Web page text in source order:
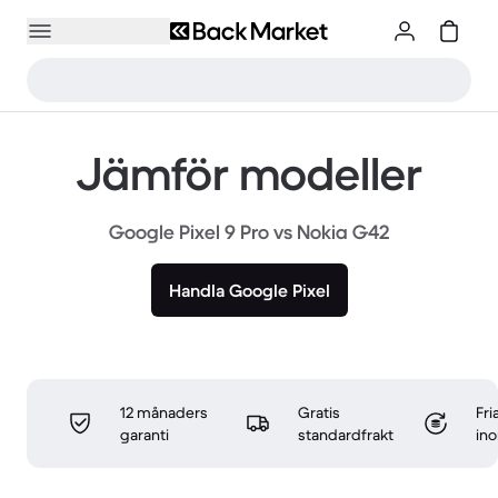
Jämför modeller
Google Pixel 9 Pro vs Nokia G42
Handla Google Pixel
12 månaders
garanti
Gratis
standardfrakt